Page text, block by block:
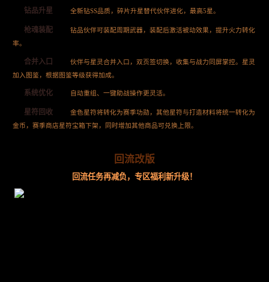
钻品升星 全新钻SS品质，碎片升星替代伙伴进化，最高5星。
枪魂装配
钻品伙伴可装配周期武器，装配后激活被动效果，提升火力转化
率。
合并入口
伙伴与星灵合并入口，双页签切换，收集与战力同屏掌控。星灵
加入图鉴，根据图鉴等级获得加成。
系统优化 自动重组、一键助战操作更灵活。
星符回收
金色星符将转化为赛季功勋，其他星符与打造材料将统一转化为
金币，赛季商店星符宝箱下架，同时增加其他商品可兑换上限。
回流改版
回流任务再减负，专区福利新升级！